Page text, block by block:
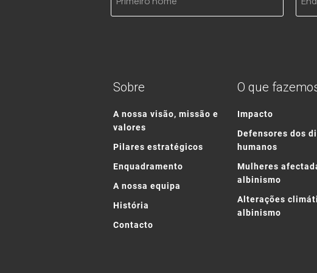
Sobre
A nossa visão, missão e
valores
Pilares estratégicos
Enquadramento
A nossa equipa
História
Contacto
O que
Impacto
Defensores dos
humanos
Mulheres
albinismo
Alterações
albinismo